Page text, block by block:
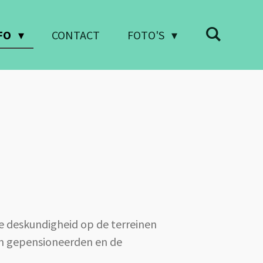
CONTACT FOTO'S
op de terreinen
gepensioneerden en de